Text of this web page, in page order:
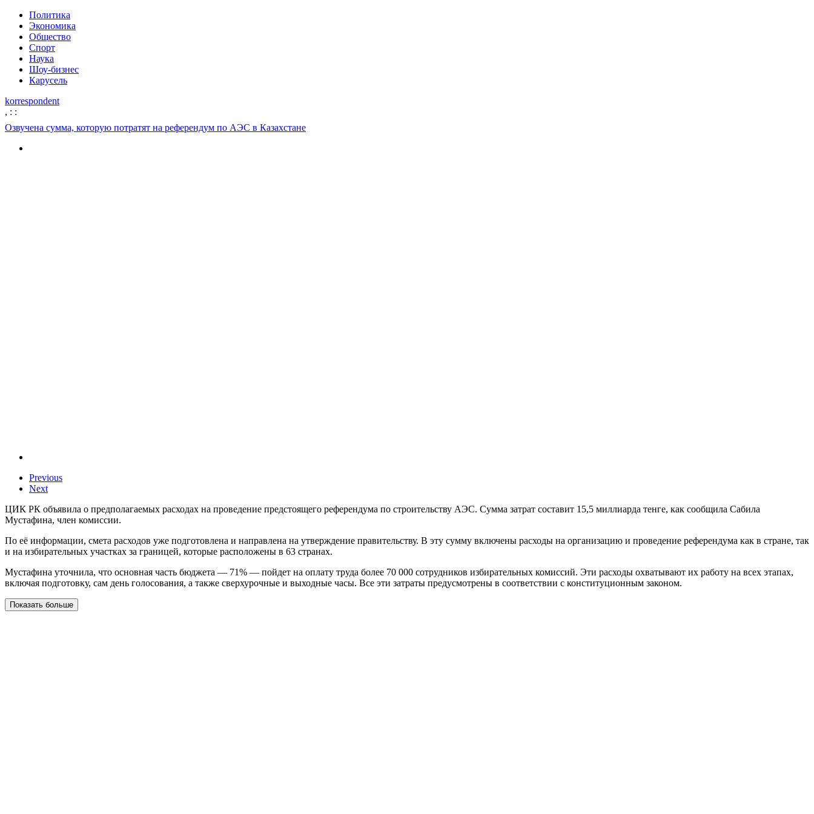
Политика
Экономика
Общество
Спорт
Наука
Шоу-бизнес
Карусель
korrespondent
, : :
Озвучена сумма, которую потратят на референдум по АЭС в Казахстане
Previous
Next
ЦИК РК объявила о предполагаемых расходах на проведение предстоящего референдума по строительству АЭС. Сумма затрат составит 15,5 миллиарда тенге, как сообщила Сабила
Мустафина, член комиссии.
По её информации, смета расходов уже подготовлена и направлена на утверждение правительству. В эту сумму включены расходы на организацию и проведение референдума как в стране, так
и на избирательных участках за границей, которые расположены в 63 странах.
Мустафина уточнила, что основная часть бюджета — 71% — пойдет на оплату труда более 70 000 сотрудников избирательных комиссий. Эти расходы охватывают их работу на всех этапах,
включая подготовку, сам день голосования, а также сверхурочные и выходные часы. Все эти затраты предусмотрены в соответствии с конституционным законом.
Показать больше